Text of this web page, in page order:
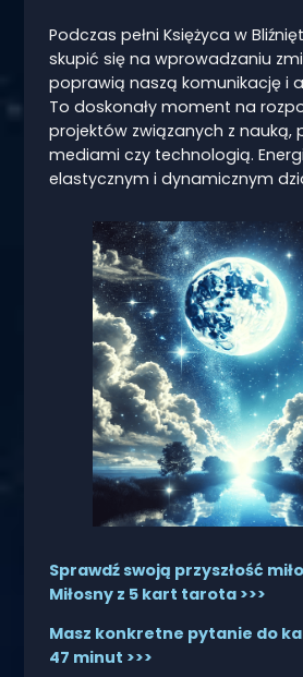
Podczas pełni Księżyca w
skupić się na wprowadzaniu
poprawią naszą komunikację i
To doskonały moment na
projektów związanych z nauką,
mediami czy technologią.
elastycznym i dynamicznym
Sprawdź swoją przyszłość
Miłosny z 5 kart tarota >>>
Masz konkretne pytanie do
47 minut >>>